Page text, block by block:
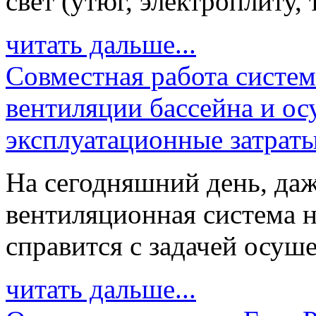
читать дальше...
Совместная работа
вентиляции бассейна и
эксплуатационные
На сегодняшний день,
вентиляционная система
справится с задачей
читать дальше...